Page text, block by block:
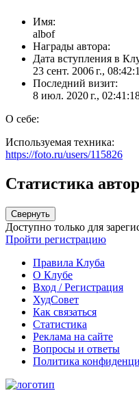
Имя:
albof
Награды автора:
Дата вступления в
23 сент. 2006 г.,
Последний визит:
8 июл. 2020 г.,
О себе:
Используемая техника:
https://foto.ru/users/115826
Статистика
Свернуть
Доступно только для
Пройти регистрацию
Правила Клуба
О Клубе
Вход / Регистрация
ХудСовет
Как связаться
Статистика
Реклама на сайте
Вопросы и ответы
Политика